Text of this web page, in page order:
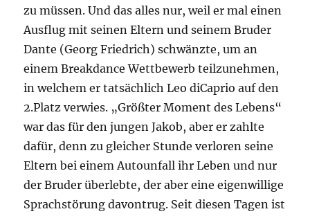
zu müssen. Und das alles nur, weil er mal einen
Ausflug mit seinen Eltern und seinem Bruder
Dante (Georg Friedrich) schwänzte, um an
einem Breakdance Wettbewerb teilzunehmen,
in welchem er tatsächlich Leo diCaprio auf den
2.Platz verwies. „Größter Moment des Lebens“
war das für den jungen Jakob, aber er zahlte
dafür, denn zu gleicher Stunde verloren seine
Eltern bei einem Autounfall ihr Leben und nur
der Bruder überlebte, der aber eine eigenwillige
Sprachstörung davontrug. Seit diesen Tagen ist